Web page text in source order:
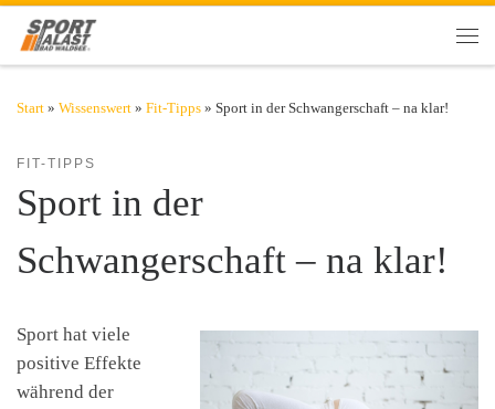
Zum Inhalt springen
Start » Wissenswert » Fit-Tipps » Sport in der Schwangerschaft – na klar!
FIT-TIPPS
Sport in der
Schwangerschaft – na klar!
Sport hat viele
positive Effekte
während der